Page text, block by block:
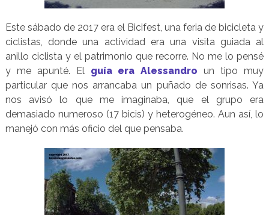
Este sábado de 2017 era el Bicifest, una feria de bicicleta y
ciclistas, donde una actividad era una visita guiada al
anillo ciclista y el patrimonio que recorre. No me lo pensé
y me apunté. El guía era Alessandro un tipo muy
particular que nos arrancaba un puñado de sonrisas. Ya
nos avisó lo que me imaginaba, que el grupo era
demasiado numeroso (17 bicis) y heterogéneo. Aun así, lo
manejó con más oficio del que pensaba.